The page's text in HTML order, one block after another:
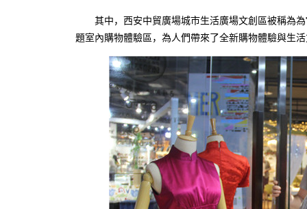
其中，西安中貿廣場城市生活廣場文創區被稱為為
題室內購物體驗區，為人們帶來了全新購物體驗與生